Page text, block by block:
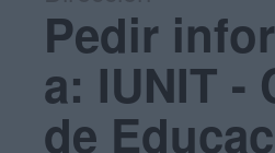
Pedir
a: IUNIT -
de